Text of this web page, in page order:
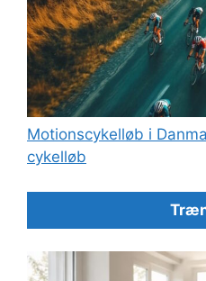
Motionscykelløb i
cykelløb